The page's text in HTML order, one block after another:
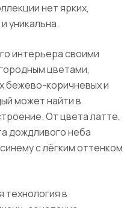
нет ярких,
уникальна.
интерьера своими
цветами,
бежево-коричневых и
может найти в
От цвета латте,
дождливого неба
с лёгким оттенком
технология в